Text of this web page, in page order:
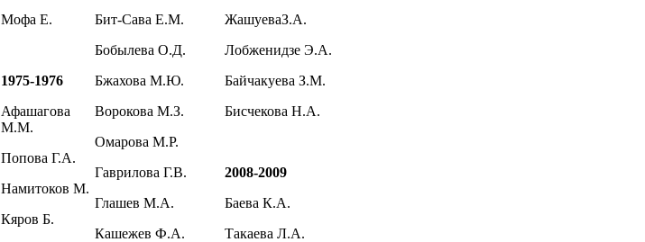
Мофа Е.
1975-1976
Афашагова
М.М.
Попова Г.А.
Намитоков М.
Кяров Б.
Бит-Сава Е.М.
Бобылева О.Д.
Бжахова М.Ю.
Ворокова М.З.
Омарова М.Р.
Гаврилова Г.В.
Глашев М.А.
Кашежев Ф.А.
ЖашуеваЗ.А.
Лобженидзе Э.А.
Байчакуева З.М.
Бисчекова Н.А.
2008-2009
Баева К.А.
Такаева Л.А.